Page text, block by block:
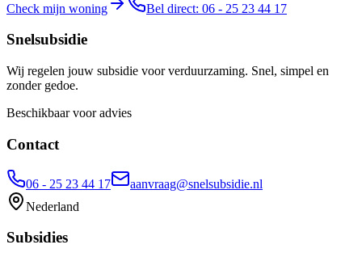
Check mijn woning Bel direct: 06 - 25 23 44 17
Snelsubsidie
Wij regelen jouw subsidie voor verduurzaming. Snel, simpel en
zonder gedoe.
Beschikbaar voor advies
Contact
06 - 25 23 44 17
aanvraag@snelsubsidie.nl
Nederland
Subsidies